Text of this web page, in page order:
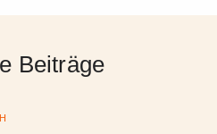
Beiträge